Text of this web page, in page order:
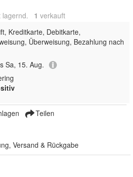
lagernd. 1 verkauft
Kreditkarte, Debitkarte,
Überweisung, Bezahlung nach
Sa, 15. Aug.
Teilen
Versand & Rückgabe